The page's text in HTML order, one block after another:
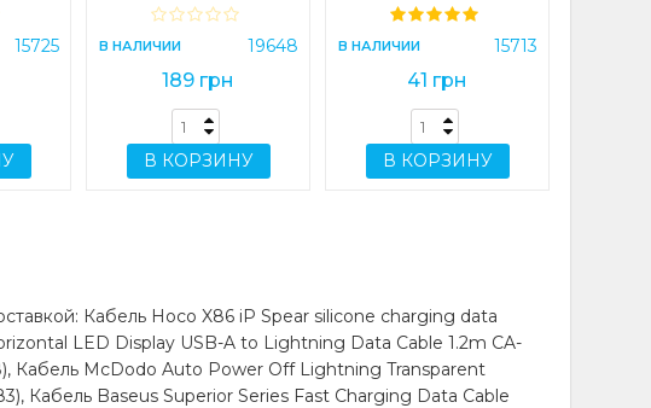
x90 cool silicone charging
(x90)?
charging data cable for
грн.
15725
(CA-3140)
В НАЛИЧИИ 19648
189 грн
В КОРЗИНУ
В НАЛИЧИИ 15713
41 грн
В КОРЗИНУ
Кабель Hoco X86 iP Spear silicone charging data
LED Display USB-A to Lightning Data Cable 1.2m CA-
Кабель McDodo Auto Power Off Lightning Transparent
Кабель Baseus Superior Series Fast Charging Data Cable